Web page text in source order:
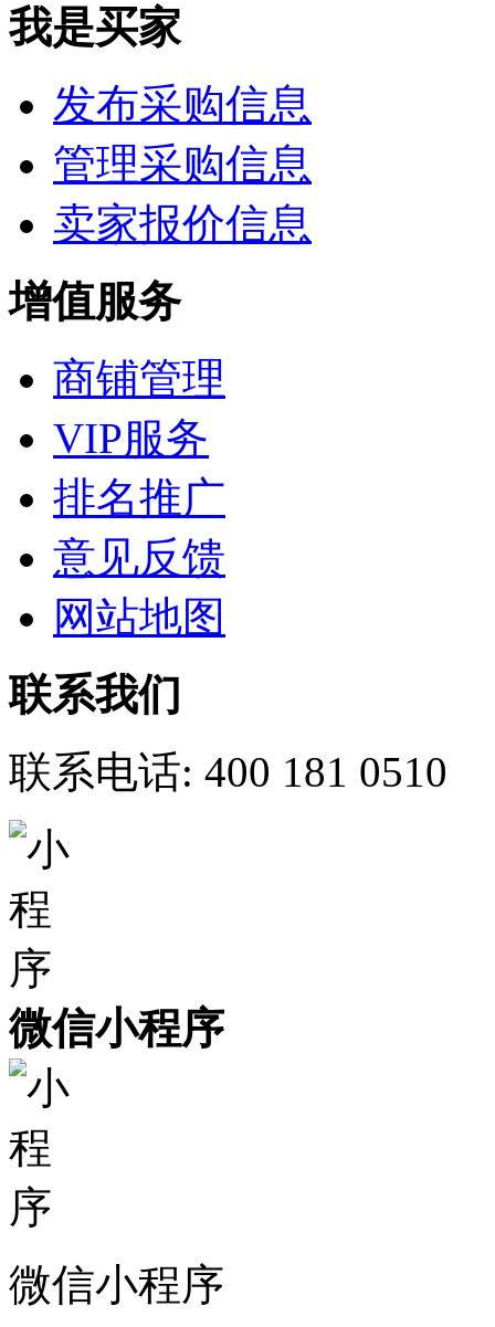
我是买家
发布采购信息
管理采购信息
卖家报价信息
增值服务
商铺管理
VIP服务
排名推广
意见反馈
网站地图
联系我们
联系电话: 400 181 0510
微信小程序
微信小程序